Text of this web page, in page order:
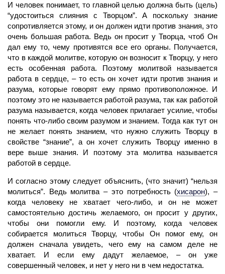
И человек понимает, то главной целью должна быть (цель)
“удостоиться слияния с Творцом”. А поскольку знание
сопротивляется этому, и он должен идти против знания, это
очень большая работа. Ведь он просит у Творца, чтоб Он
дал ему то, чему противятся все его органы. Полу­чается,
что в каждой молитве, которую он возносит к Творцу, у него
есть особенная ра­бота. Поэтому молитвой называется
работа в сердце, – то есть он хочет идти против знания и
разума, которые говорят ему прямо противоположное. И
поэтому это не называется работой разума, так как работой
разума называет­ся, когда человек прилагает усилие, чтобы
понять что-либо своим разумом и знанием. Тогда как тут он
не желает понять знанием, что нужно служить Творцу в
свойстве “зна­ние”, а он хочет служить Творцу именно в
вере выше знания. И поэтому эта молитва называется
работой в сердце.
И согласно этому следует объяснить, (что значит) “нельзя
молиться”. Ведь молит­ва – это потребность (хисарон), –
когда человеку не хватает чего-либо, и он не может
самостоятельно достичь желаемого, он просит у других,
чтобы они помогли ему. И поэтому, когда человек
собирается молиться Творцу, чтобы Он помог ему, он
должен сначала увидеть, чего ему на самом деле не
хватает. И если ему дадут желаемое, – он уже
совершенный человек, и нет у него ни в чем недостатка.